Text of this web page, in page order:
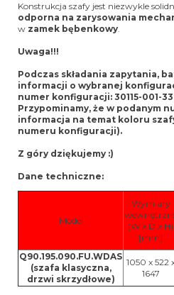
Konstrukcja szafy jest niezwykle
odporna na zarysowania
w zamek bębenkowy.
Uwaga!!!
Podczas składania zapytania,
informacji o wybranej
numer konfiguracji: 30115-001-
Przypominamy, że w podanym
informacja na temat koloru
numeru konfiguracji).
Z góry dziękujemy :)
Dane techniczne:
Model
Wymiary
(W x D x H)
[mm]
Q90.195.090.FU.WDAS
(szafa klasyczna,
drzwi skrzydłowe)
1050 x 522
1647